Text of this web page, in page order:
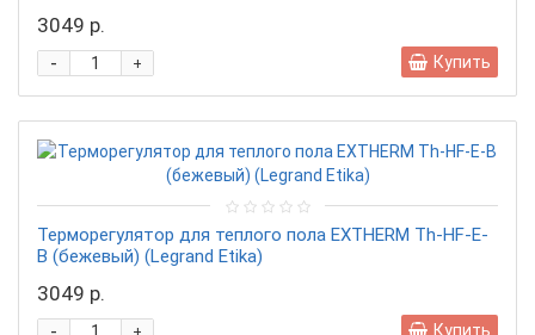
3049 р.
+
- Купить
Терморегулятор для теплого пола EXTHERM Th-HF-E-
B (бежевый) (Legrand Etika)
3049 р.
Купить